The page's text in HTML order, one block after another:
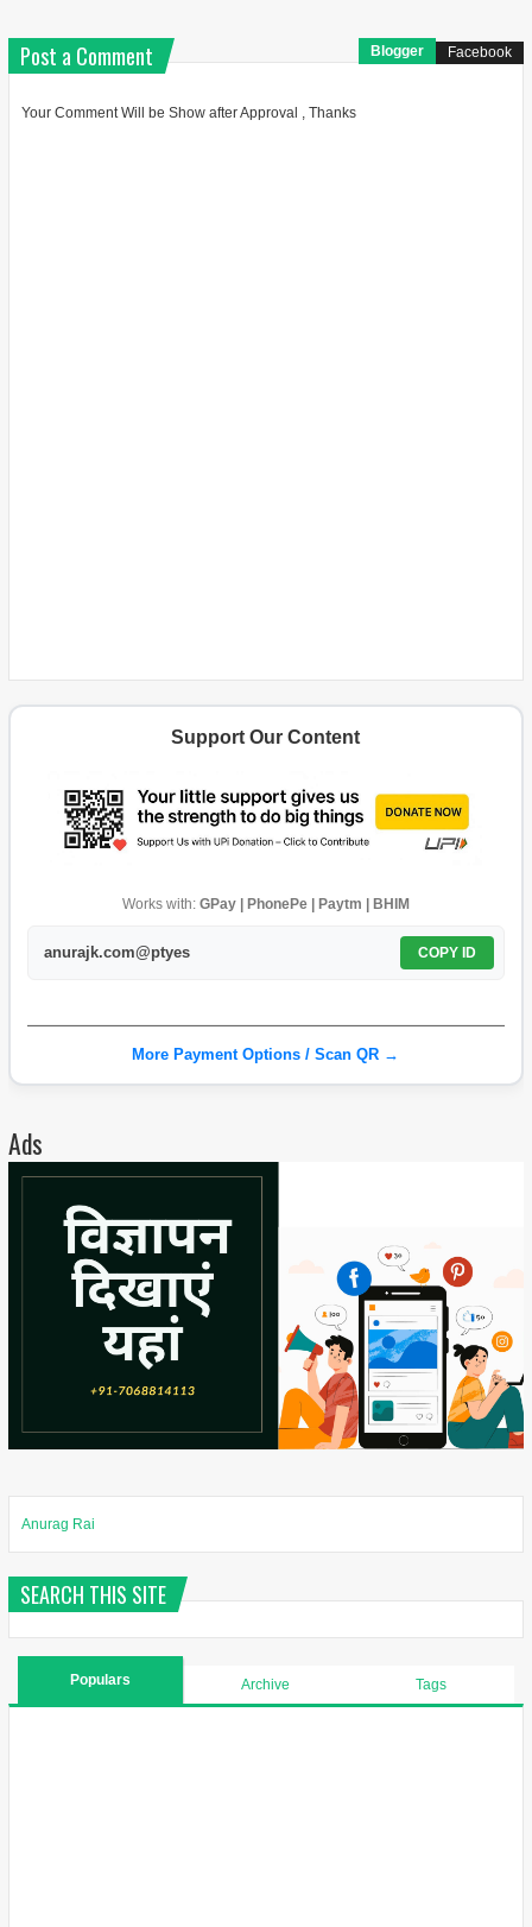
Post a Comment Blogger Facebook
Your Comment Will be Show after Approval , Thanks
Support Our Content
Works with: GPay | PhonePe | Paytm | BHIM
anurajk.com@ptyes COPY ID
More Payment Options / Scan QR →
Ads
Anurag Rai
SEARCH THIS SITE
Populars Archive Tags